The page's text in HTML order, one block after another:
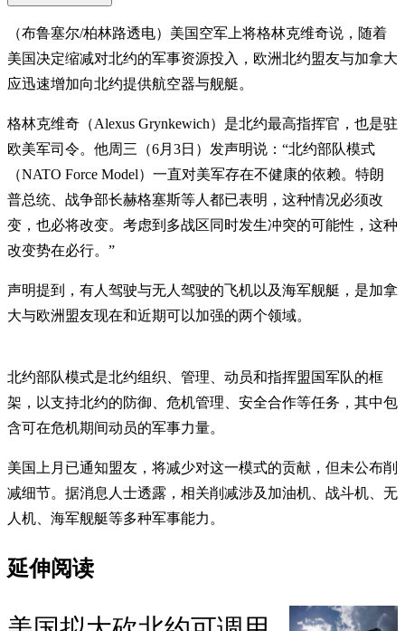
（布鲁塞尔/柏林路透电）美国空军上将格林克维奇说，随着
美国决定缩减对北约的军事资源投入，欧洲北约盟友与加拿大
应迅速增加向北约提供航空器与舰艇。
格林克维奇（Alexus Grynkewich）是北约最高指挥官，也是驻
欧美军司令。他周三（6月3日）发声明说：“北约部队模式
（NATO Force Model）一直对美军存在不健康的依赖。特朗
普总统、战争部长赫格塞斯等人都已表明，这种情况必须改
变，也必将改变。考虑到多战区同时发生冲突的可能性，这种
改变势在必行。”
声明提到，有人驾驶与无人驾驶的飞机以及海军舰艇，是加拿
大与欧洲盟友现在和近期可以加强的两个领域。
北约部队模式是北约组织、管理、动员和指挥盟国军队的框
架，以支持北约的防御、危机管理、安全合作等任务，其中包
含可在危机期间动员的军事力量。
美国上月已通知盟友，将减少对这一模式的贡献，但未公布削
减细节。据消息人士透露，相关削减涉及加油机、战斗机、无
人机、海军舰艇等多种军事能力。
延伸阅读